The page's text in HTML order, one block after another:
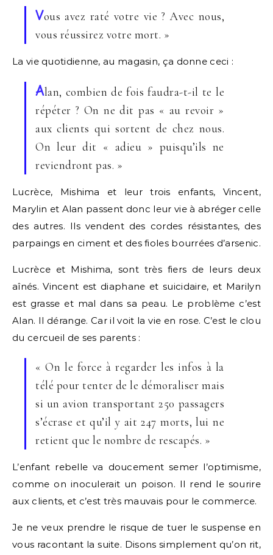
Vous avez raté votre vie ? Avec nous,
vous réussirez votre mort. »
La vie quotidienne, au magasin, ça donne ceci :
Alan, combien de fois faudra-t-il te le
répéter ? On ne dit pas « au revoir »
aux clients qui sortent de chez nous.
On leur dit « adieu » puisqu’ils ne
reviendront pas. »
Lucrèce, Mishima et leur trois enfants, Vincent,
Marylin et Alan passent donc leur vie à abréger celle
des autres. Ils vendent des cordes résistantes, des
parpaings en ciment et des fioles bourrées d’arsenic.
Lucrèce et Mishima, sont très fiers de leurs deux
aînés. Vincent est diaphane et suicidaire, et Marilyn
est grasse et mal dans sa peau. Le problème c’est
Alan. Il dérange. Car il voit la vie en rose. C’est le clou
du cercueil de ses parents :
« On le force à regarder les infos à la
télé pour tenter de le démoraliser mais
si un avion transportant 250 passagers
s’écrase et qu’il y ait 247 morts, lui ne
retient que le nombre de rescapés. »
L’enfant rebelle va doucement semer l’optimisme,
comme on inoculerait un poison. Il rend le sourire
aux clients, et c’est très mauvais pour le commerce.
Je ne veux prendre le risque de tuer le suspense en
vous racontant la suite. Disons simplement qu’on rit,